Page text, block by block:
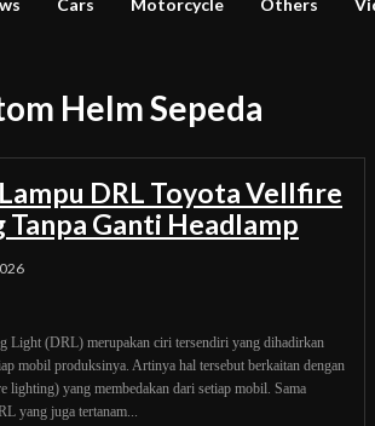
Cars Motorcycle Others
Helm Sepeda
DRL Toyota Vellfire
Tanpa Ganti Headlamp
Light (DRL) merupakan ciri tersendiri yang dihadirkan
mobil produksinya. Artinya hal tersebut berkaitan dengan
lighting) yang membedakan dari setiap mobil. Sama
yang juga tertanam...